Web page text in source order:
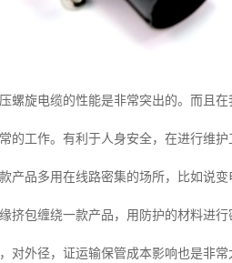
螺旋电缆的性能是非常突出的。而且
常的工作。有利于人身安全，在进行维
产品多用在线路密集的场所，比如说
挤包缠绕一款产品，用防护的材料进
对外径，证运输保管成本影响也是非常